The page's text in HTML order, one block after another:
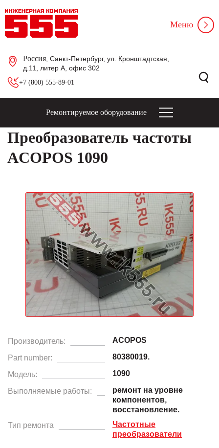
Россия , Санкт-Петербург, ул. Кронштадтская,
д.11, литер А, офис 302
+7 (800) 555-89-01
Меню
Ремонтируемое оборудование
Преобразователь частоты
ACOPOS 1090
Производитель: ACOPOS
Part number: 80380019.
Модель: 1090
Выполняемые работы:
ремонт на уровне
компонентов,
восстановление.
Тип ремонта
Частотные
преобразователи